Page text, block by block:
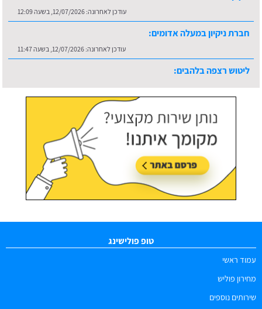
עודכן לאחרונה: 12/07/2026, בשעה 12:09
חברת ניקיון במעלה אדומים:
עודכן לאחרונה: 12/07/2026, בשעה 11:47
ליטוש רצפה בלהבים:
עודכן לאחרונה:16/07/2026, בשעה 10:36
טופ פולישינג
עמוד ראשי
מחירון פוליש
שירותים נוספים